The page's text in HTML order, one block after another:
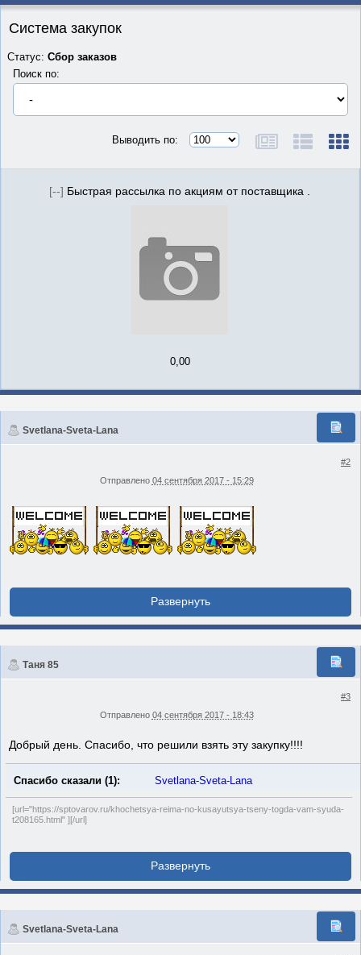
Система закупок
Статус: Сбор заказов
Поиск по:
Выводить по:
[--] Быстрая рассылка по акциям от поставщика .
0,00
Svetlana-Sveta-Lana
#2
Отправлено 04 сентября 2017 - 15:29
Таня 85
#3
Отправлено 04 сентября 2017 - 18:43
Добрый день. Спасибо, что решили взять эту закупку!!!!
Спасибо сказали (1): Svetlana-Sveta-Lana
[url="https://sptovarov.ru/khochetsya-reima-no-kusayutsya-tseny-togda-vam-syuda-
t208165.html" ][/url]
Svetlana-Sveta-Lana